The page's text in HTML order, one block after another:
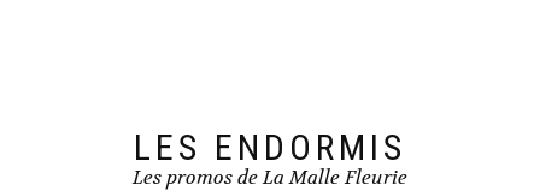
LES ENDORMIS
Les promos de La Malle Fleurie